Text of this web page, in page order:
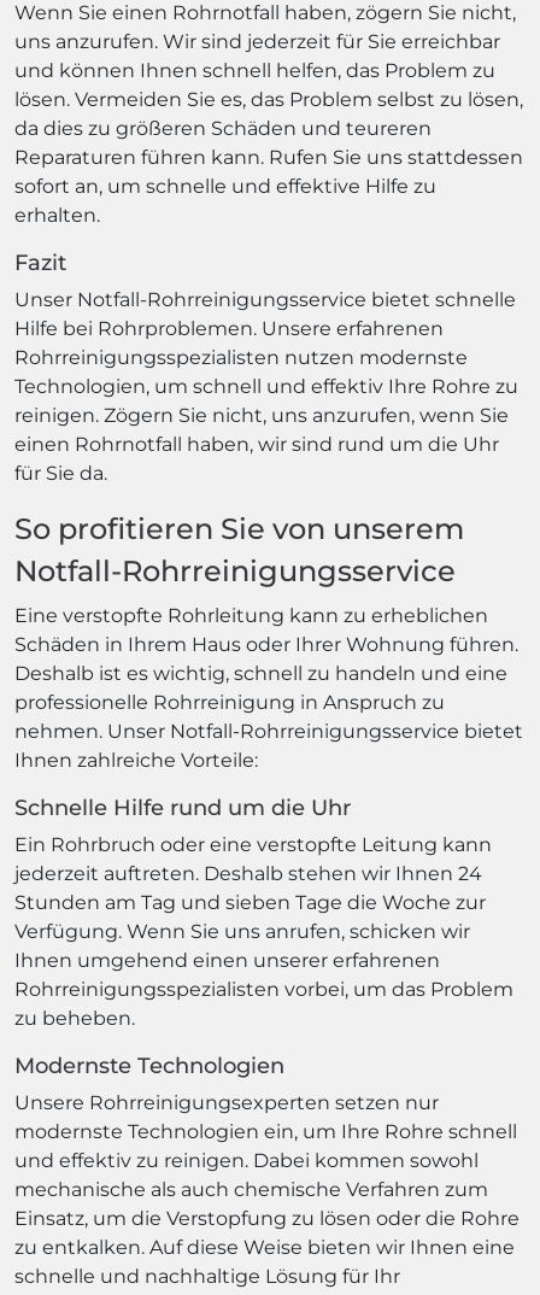
Wenn Sie einen Rohrnotfall haben, zögern Sie nicht,
uns anzurufen. Wir sind jederzeit für Sie erreichbar
und können Ihnen schnell helfen, das Problem zu
lösen. Vermeiden Sie es, das Problem selbst zu lösen,
da dies zu größeren Schäden und teureren
Reparaturen führen kann. Rufen Sie uns stattdessen
sofort an, um schnelle und effektive Hilfe zu
erhalten.
Fazit
Unser Notfall-Rohrreinigungsservice bietet schnelle
Hilfe bei Rohrproblemen. Unsere erfahrenen
Rohrreinigungsspezialisten nutzen modernste
Technologien, um schnell und effektiv Ihre Rohre zu
reinigen. Zögern Sie nicht, uns anzurufen, wenn Sie
einen Rohrnotfall haben, wir sind rund um die Uhr
für Sie da.
So profitieren Sie von unserem
Notfall-Rohrreinigungsservice
Eine verstopfte Rohrleitung kann zu erheblichen
Schäden in Ihrem Haus oder Ihrer Wohnung führen.
Deshalb ist es wichtig, schnell zu handeln und eine
professionelle Rohrreinigung in Anspruch zu
nehmen. Unser Notfall-Rohrreinigungsservice bietet
Ihnen zahlreiche Vorteile:
Schnelle Hilfe rund um die Uhr
Ein Rohrbruch oder eine verstopfte Leitung kann
jederzeit auftreten. Deshalb stehen wir Ihnen 24
Stunden am Tag und sieben Tage die Woche zur
Verfügung. Wenn Sie uns anrufen, schicken wir
Ihnen umgehend einen unserer erfahrenen
Rohrreinigungsspezialisten vorbei, um das Problem
zu beheben.
Modernste Technologien
Unsere Rohrreinigungsexperten setzen nur
modernste Technologien ein, um Ihre Rohre schnell
und effektiv zu reinigen. Dabei kommen sowohl
mechanische als auch chemische Verfahren zum
Einsatz, um die Verstopfung zu lösen oder die Rohre
zu entkalken. Auf diese Weise bieten wir Ihnen eine
schnelle und nachhaltige Lösung für Ihr